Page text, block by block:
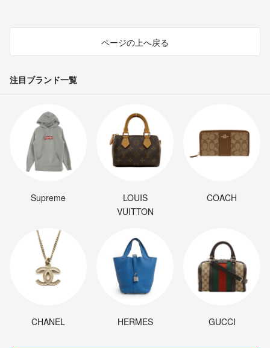
ページの上へ戻る
注目ブランド一覧
Supreme
LOUIS
VUITTON
COACH
CHANEL HERMES GUCCI